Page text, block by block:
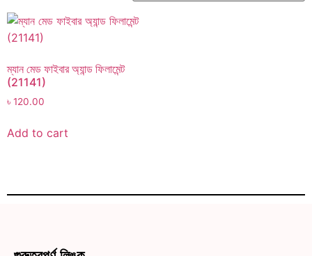
ম্যান মেড ফাইবার অ্যান্ড ফিলামেন্ট
(21141)
৳ 120.00
Add to cart